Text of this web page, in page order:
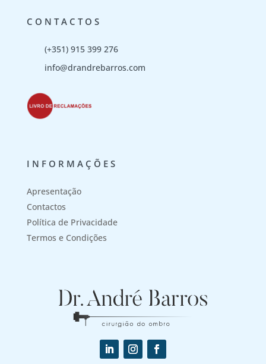
CONTACTOS
(+351) 915 399 276
info@drandrebarros.com
INFORMAÇÕES
Apresentação
Contactos
Política de Privacidade
Termos e Condições